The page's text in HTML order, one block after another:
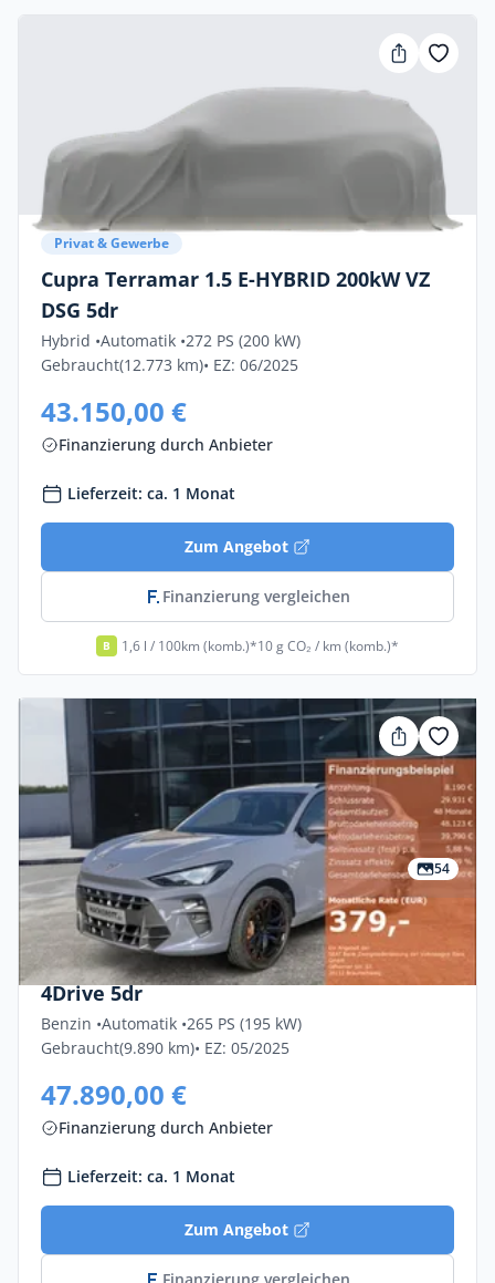
Privat & Gewerbe
Cupra Terramar 1.5 E-HYBRID 200kW VZ
DSG 5dr
Hybrid •Automatik •272 PS (200 kW)
Gebraucht(12.773 km)• EZ: 06/2025
43.150,00 €
Finanzierung durch Anbieter
Lieferzeit: ca. 1 Monat
Zum Angebot
Finanzierung vergleichen
B 1,6 l / 100km (komb.)*10 g CO₂ / km (komb.)*
54
Privat & Gewerbe
Cupra Terramar 2.0 TSI 195kW VZ DSG
4Drive 5dr
Benzin •Automatik •265 PS (195 kW)
Gebraucht(9.890 km)• EZ: 05/2025
47.890,00 €
Finanzierung durch Anbieter
Lieferzeit: ca. 1 Monat
Zum Angebot